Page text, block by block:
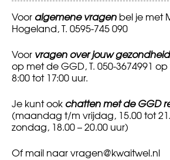
Voor algemene vragen bel je met
Hogeland, T. 0595-745 090
Voor vragen over jouw gezondheid
op met de GGD, T. 050-3674991
8:00 tot 17:00 uur.
Je kunt ook chatten met de GGD
(maandag t/m vrijdag, 15.00 tot
zondag, 18.00 – 20.00 uur)
Of mail naarvragen@kwaitwel.nl